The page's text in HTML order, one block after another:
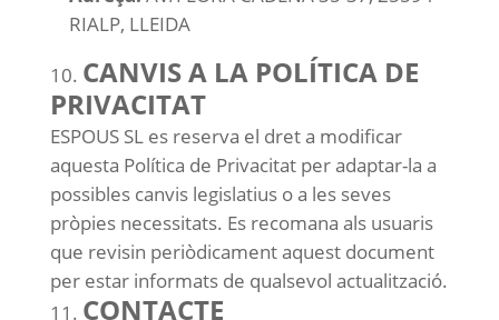
RIALP, LLEIDA
CANVIS A LA POLÍTICA DE
PRIVACITAT
ESPOUS SL es reserva el dret a modificar
aquesta Política de Privacitat per adaptar-la a
possibles canvis legislatius o a les seves
pròpies necessitats. Es recomana als usuaris
que revisin periòdicament aquest document
per estar informats de qualsevol actualització.
CONTACTE